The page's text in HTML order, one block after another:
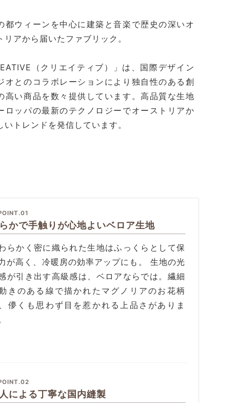
都ウィーンを中心に建築と音楽で歴史の深いオ
リアから届いたファブリック。
（クリエイティブ）」は、国際デザイン
オとのコラボレーションにより独自性のある創
高い商品を数々提供しています。高品質な生地
ロッパの最新のテクノロジーでオーストリアか
いトレンドを発信しています。
かで手触りが心地よいベロア生地
らかく密に織られた生地はふっくらとして保
が高く、冷暖房の効率アップにも。 生地の光
が引き出す高級感は、ベロアならでは。繊細
きのある線で描かれたマグノリアのお花柄
儚くも思わず目を惹かれる上品さがありま
による丁寧な国内縫製